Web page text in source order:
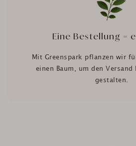
Eine Bestellung =
Mit Greenspark pflanzen wir
einen Baum, um den
gestalten.